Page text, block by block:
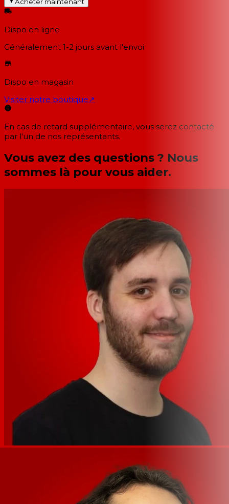
Dispo en ligne
Généralement 1-2 jours avant l'envoi
Dispo en magasin
Visiter notre boutique↗
En cas de retard supplémentaire, vous serez contacté
par l'un de nos représentants.
Vous avez des questions ? Nous
sommes là pour vous aider.